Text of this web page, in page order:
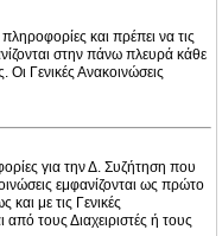
και πρέπει να τις
στην πάνω πλευρά κάθε
Γενικές Ανακοινώσεις
για την Δ. Συζήτηση που
εμφανίζονται ως πρώτο
με τις Γενικές
από τους Διαχειριστές ή τους